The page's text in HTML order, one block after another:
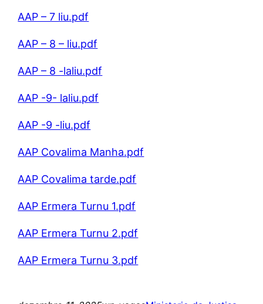
AAP – 7 liu.pdf
AAP – 8 – liu.pdf
AAP – 8 -laliu.pdf
AAP -9- laliu.pdf
AAP -9 -liu.pdf
AAP Covalima Manha.pdf
AAP Covalima tarde.pdf
AAP Ermera Turnu 1.pdf
AAP Ermera Turnu 2.pdf
AAP Ermera Turnu 3.pdf